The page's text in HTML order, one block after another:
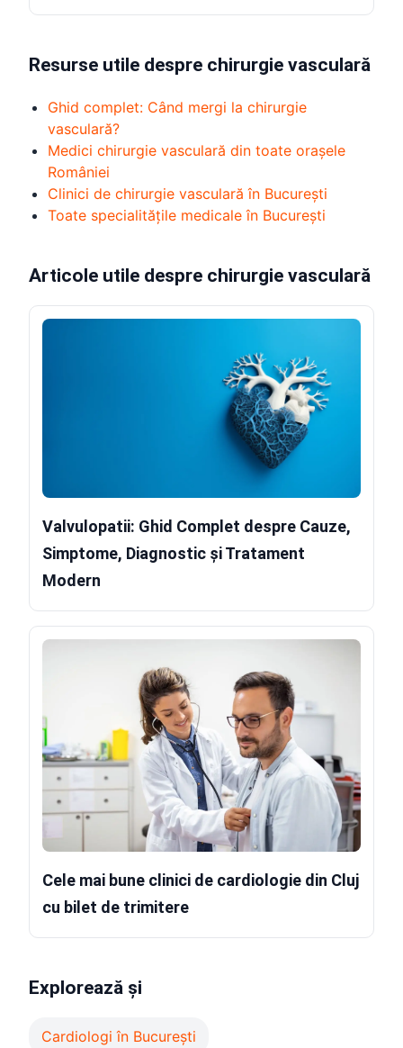
Resurse utile despre chirurgie vasculară
Ghid complet: Când mergi la chirurgie
vasculară?
Medici chirurgie vasculară din toate orașele
României
Clinici de chirurgie vasculară în București
Toate specialitățile medicale în București
Articole utile despre chirurgie vasculară
Valvulopatii: Ghid Complet despre Cauze,
Simptome, Diagnostic și Tratament
Modern
Cele mai bune clinici de cardiologie din Cluj
cu bilet de trimitere
Explorează și
Cardiologi în București